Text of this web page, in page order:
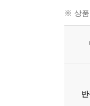
※ 상품